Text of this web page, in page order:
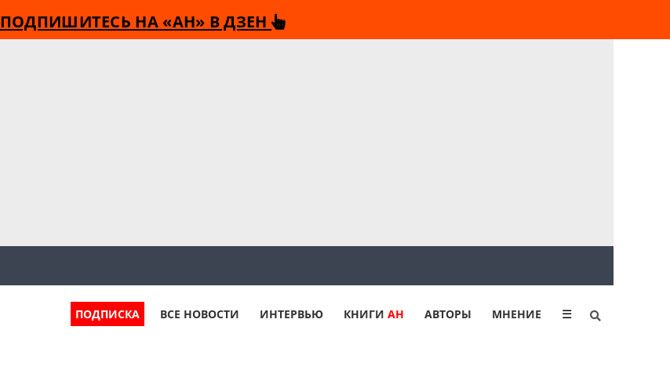
ПОДПИШИТЕСЬ НА «АН» В ДЗЕН
ПОДПИСКА ВСЕ НОВОСТИ ИНТЕРВЬЮ КНИГИ АН АВТОРЫ МНЕНИЕ ☰